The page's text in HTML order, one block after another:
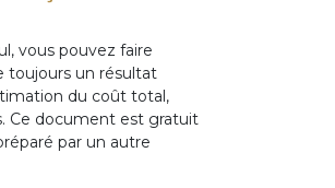
vous pouvez faire
toujours un résultat
du coût total,
Ce document est gratuit
par un autre